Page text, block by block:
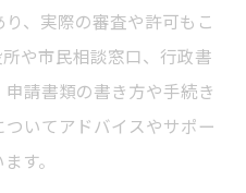
、実際の審査や許可もこ
や市民相談窓口、行政書
請書類の書き方や手続き
いてアドバイスやサポー
す。